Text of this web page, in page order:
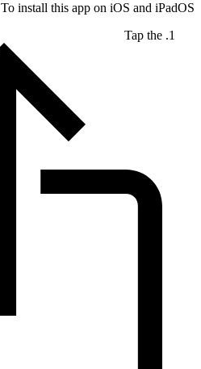
To install this app on iOS and iPadOS
Tap the